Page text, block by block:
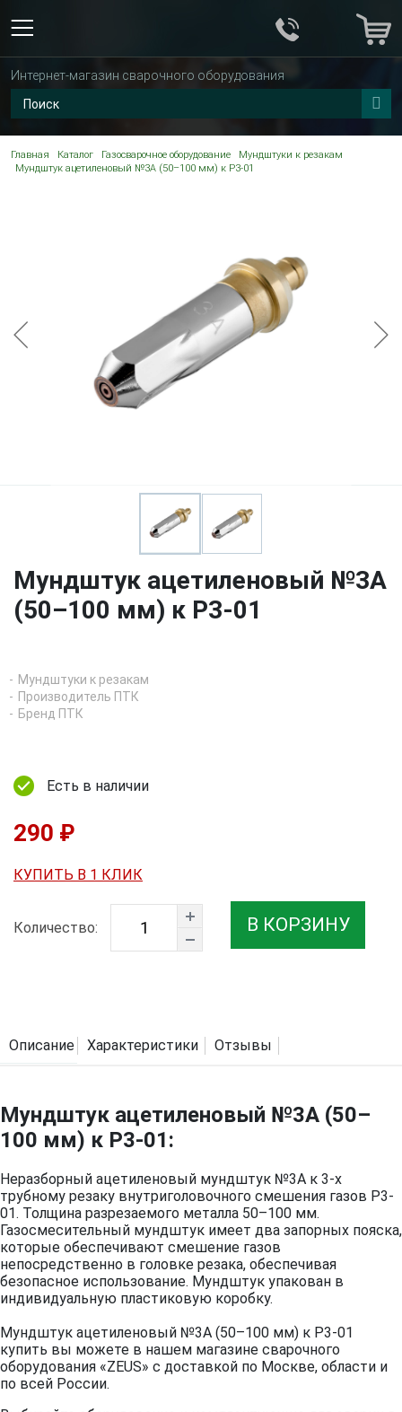
Интернет-магазин сварочного оборудования
Главная Каталог Газосварочное оборудование
Мундштуки к резакам
Мундштук ацетиленовый №3А (50–100 мм) к Р3-01
Мундштук ацетиленовый №3А
(50–100 мм) к Р3-01
Мундштуки к резакам
Производитель ПТК
Бренд ПТК
Есть в наличии
290 ₽
КУПИТЬ В 1 КЛИК
Количество: В КОРЗИНУ
Описание Характеристики Отзывы
Мундштук ацетиленовый №3А (50–
100 мм) к Р3-01:
Неразборный ацетиленовый мундштук №3А к 3-х
трубному резаку внутриголовочного смешения газов Р3-
01. Толщина разрезаемого металла 50–100 мм.
Газосмесительный мундштук имеет два запорных пояска,
которые обеспечивают смешение газов
непосредственно в головке резака, обеспечивая
безопасное использование. Мундштук упакован в
индивидуальную пластиковую коробку.
Мундштук ацетиленовый №3А (50–100 мм) к Р3-01
купить вы можете в нашем магазине сварочного
оборудования «ZEUS» с доставкой по Москве, области и
по всей России.